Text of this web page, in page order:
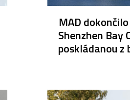
MAD
Shenzhen Bay
poskládanou z